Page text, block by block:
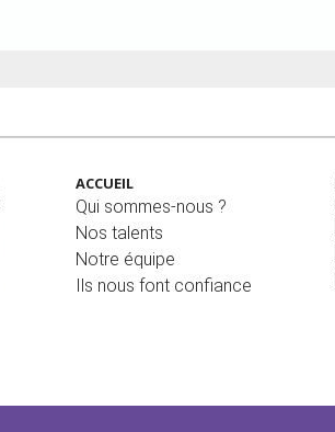
ACCUEIL
Qui sommes-nous ?
Nos talents
Notre équipe
Ils nous font confiance